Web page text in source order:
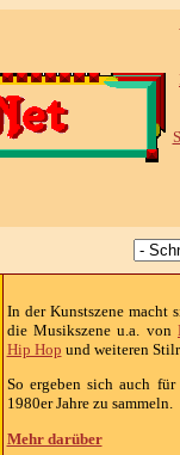
In der Kunstszene macht
die Musikszene u.a. von
Hip Hop und weiteren
So ergeben sich auch
1980er Jahre zu sammeln.
Mehr darüber